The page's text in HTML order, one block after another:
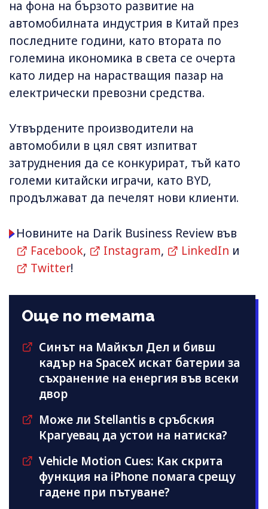
на фона на бързото развитие на
автомобилната индустрия в Китай през
последните години, като втората по
големина икономика в света се очерта
като лидер на нарастващия пазар на
електрически превозни средства.
Утвърдените производители на
автомобили в цял свят изпитват
затруднения да се конкурират, тъй като
големи китайски играчи, като BYD,
продължават да печелят нови клиенти.
Новините на Darik Business Review във
Facebook, Instagram, LinkedIn и
Twitter!
Още по темата
Синът на Майкъл Дeл и бивш
кадър на SpaceX искат батерии за
съхранение на енергия във всеки
двор
Може ли Stellantis в сръбския
Крагуевац да устои на натиска?
Vehicle Motion Cues: Как скрита
функция на iPhone помага срещу
гадене при пътуване?